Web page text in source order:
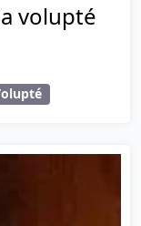
volupté